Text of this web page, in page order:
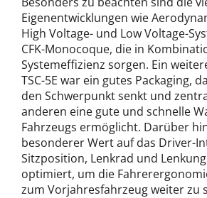
Eigenentwicklungen wie
High Voltage- und Low Voltage-
CFK-Monocoque, die in
Systemeffizienz sorgen. Ein
TSC-5E war ein gutes Packaging,
den Schwerpunkt senkt und
anderen eine gute und schnelle
Fahrzeugs ermöglicht. Darüber
besonderer Wert auf das Driver-
Sitzposition, Lenkrad und
optimiert, um die
zum Vorjahresfahrzeug weiter zu